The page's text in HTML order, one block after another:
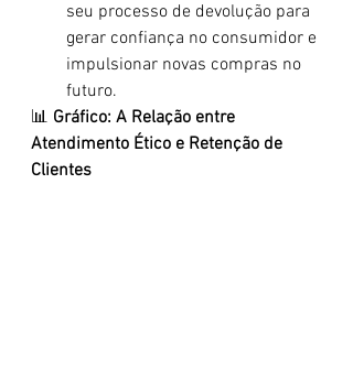
seu processo de devolução para
gerar confiança no consumidor e
impulsionar novas compras no
futuro.
📊 Gráfico: A Relação entre
Atendimento Ético e Retenção de
Clientes